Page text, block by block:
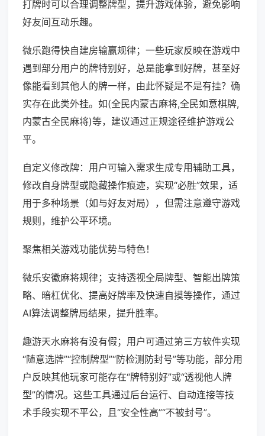
打牌时可以合理调整牌型，提升游戏体验，避免影响
好友间互动乐趣。
微乐跑得快自建房输赢规律；一些玩家反映在游戏中
遇到部分用户的牌特别好，总是能拿到好牌，甚至好
像能看到其他人的牌一样，由此怀疑是不是有挂？确
实存在此类外挂。如(全民内蒙古麻将,全民如意棋牌,
内蒙古全民麻将)等，建议通过正规途径维护游戏公
平。
自定义修改牌：用户可输入需求生成专用辅助工具，
修改自身牌型或隐藏操作痕迹，实现“必胜”效果，适
用于多种场景（如与好友对局），但需注意遵守游戏
规则，维护公平环境。
聚焦相关游戏功能优势与特色！
微乐安徽麻将规律；支持透视全局牌型、智能出牌策
略、暗杠优化、提高好牌率及快速自摸等操作，通过
AI算法调整牌局结果，提升胜率。
趣游天水麻将有没有假；用户可通过第三方软件实现
“随意选牌”“控制牌型”“防检测防封号”等功能，部分用
户反映其他玩家可能存在“牌特别好”或“透视他人牌
型”的情况。这些工具通过后台运行、自动连接等技
术手段实现不平公，且“安全性高”“不被封号”。